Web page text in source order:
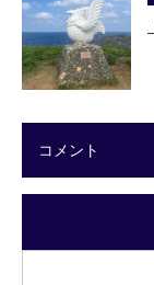
コメント